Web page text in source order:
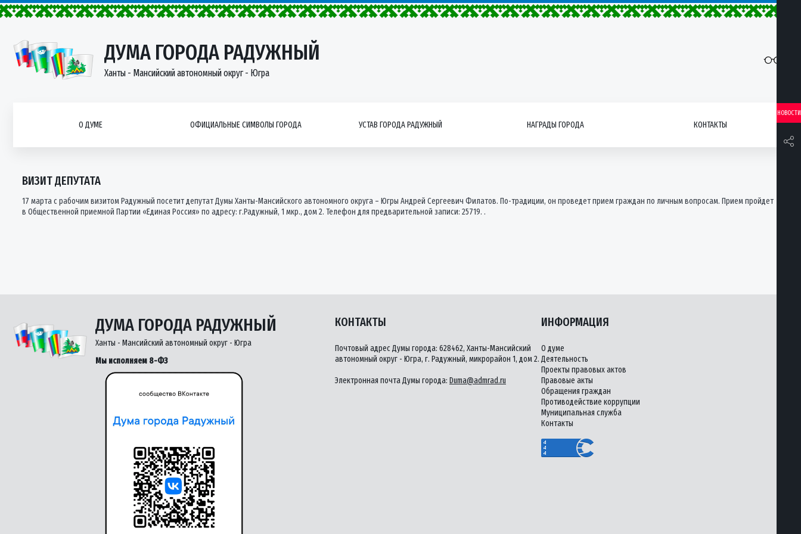
ДУМА ГОРОДА РАДУЖНЫЙ
Ханты - Мансийский автономный округ - Югра
О ДУМЕ ОФИЦИАЛЬНЫЕ СИМВОЛЫ ГОРОДА УСТАВ ГОРОДА РАДУЖНЫЙ НАГРАДЫ ГОРОДА КОНТАКТЫ
НОВОСТИ
ВИЗИТ ДЕПУТАТА
17 марта с рабочим визитом Радужный посетит депутат Думы Ханты-Мансийского автономного округа – Югры Андрей Сергеевич Филатов. По-традиции, он проведет прием граждан по личным вопросам. Прием пройдет
в Общественной приемной Партии «Единая Россия» по адресу: г.Радужный, 1 мкр., дом 2. Телефон для предварительной записи: 25719. .
ДУМА ГОРОДА РАДУЖНЫЙ
Ханты - Мансийский автономный округ - Югра
Мы исполняем 8-ФЗ
КОНТАКТЫ
Почтовый адрес Думы города: 628462, Ханты-Мансийский
автономный округ - Югра, г. Радужный, микрорайон 1, дом 2.
Электронная почта Думы города: Duma@admrad.ru
ИНФОРМАЦИЯ
О думе
Деятельность
Проекты правовых актов
Правовые акты
Обращения граждан
Противодействие коррупции
Муниципальная служба
Контакты